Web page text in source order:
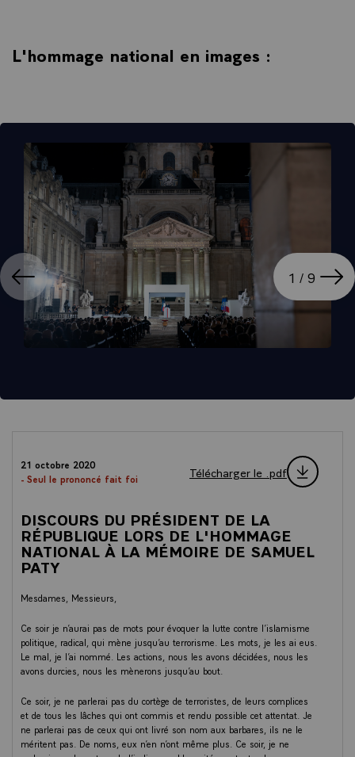
L'hommage national en images :
1 / 9
21 octobre 2020
- Seul le prononcé fait foi
Télécharger le .pdf
DISCOURS DU PRÉSIDENT DE LA
RÉPUBLIQUE LORS DE L'HOMMAGE
NATIONAL À LA MÉMOIRE DE SAMUEL
PATY
Mesdames, Messieurs,
Ce soir je n’aurai pas de mots pour évoquer la lutte contre l’islamisme
politique, radical, qui mène jusqu’au terrorisme. Les mots, je les ai eus.
Le mal, je l’ai nommé. Les actions, nous les avons décidées, nous les
avons durcies, nous les mènerons jusqu’au bout.
Ce soir, je ne parlerai pas du cortège de terroristes, de leurs complices
et de tous les lâches qui ont commis et rendu possible cet attentat. Je
ne parlerai pas de ceux qui ont livré son nom aux barbares, ils ne le
méritent pas. De noms, eux n’en n’ont même plus. Ce soir, je ne